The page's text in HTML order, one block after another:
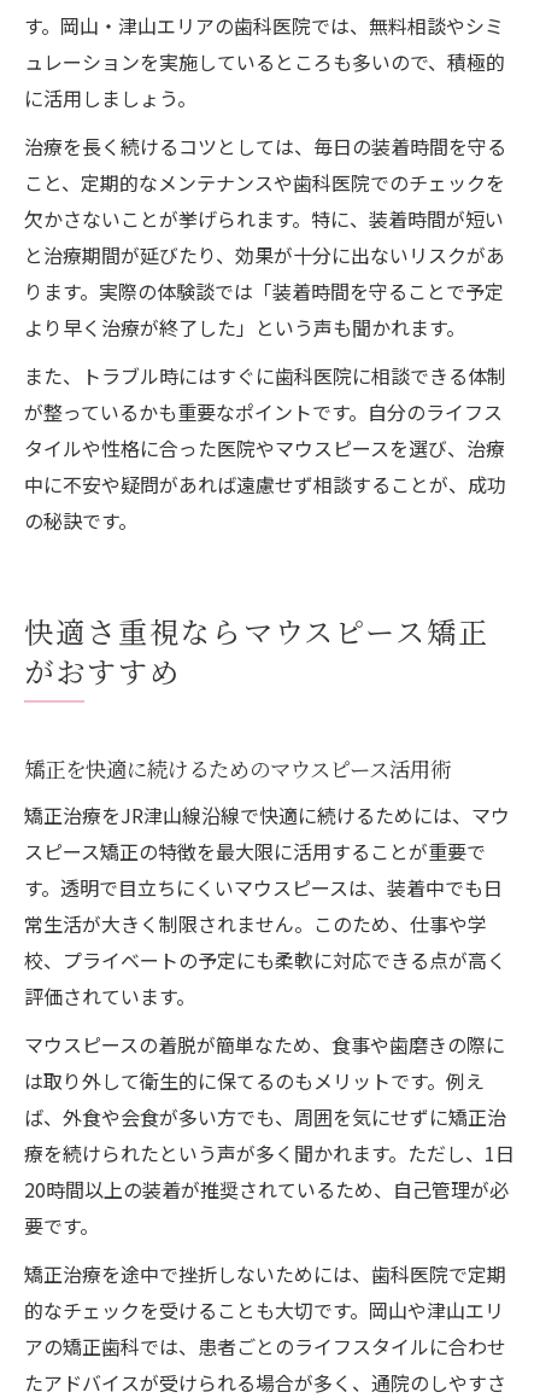
す。岡山・津山エリアの歯科医院では、無料相談やシミ
ュレーションを実施しているところも多いので、積極的
に活用しましょう。
治療を長く続けるコツとしては、毎日の装着時間を守る
こと、定期的なメンテナンスや歯科医院でのチェックを
欠かさないことが挙げられます。特に、装着時間が短い
と治療期間が延びたり、効果が十分に出ないリスクがあ
ります。実際の体験談では「装着時間を守ることで予定
より早く治療が終了した」という声も聞かれます。
また、トラブル時にはすぐに歯科医院に相談できる体制
が整っているかも重要なポイントです。自分のライフス
タイルや性格に合った医院やマウスピースを選び、治療
中に不安や疑問があれば遠慮せず相談することが、成功
の秘訣です。
快適さ重視ならマウスピース矯正
がおすすめ
矯正を快適に続けるためのマウスピース活用術
矯正治療をJR津山線沿線で快適に続けるためには、マウ
スピース矯正の特徴を最大限に活用することが重要で
す。透明で目立ちにくいマウスピースは、装着中でも日
常生活が大きく制限されません。このため、仕事や学
校、プライベートの予定にも柔軟に対応できる点が高く
評価されています。
マウスピースの着脱が簡単なため、食事や歯磨きの際に
は取り外して衛生的に保てるのもメリットです。例え
ば、外食や会食が多い方でも、周囲を気にせずに矯正治
療を続けられたという声が多く聞かれます。ただし、1日
20時間以上の装着が推奨されているため、自己管理が必
要です。
矯正治療を途中で挫折しないためには、歯科医院で定期
的なチェックを受けることも大切です。岡山や津山エリ
アの矯正歯科では、患者ごとのライフスタイルに合わせ
たアドバイスが受けられる場合が多く、通院のしやすさ